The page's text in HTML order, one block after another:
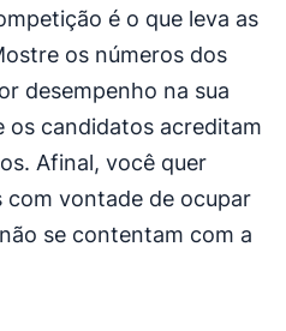
é o que leva as
os números dos
desempenho na sua
os candidatos acreditam
Afinal, você quer
vontade de ocupar
se contentam com a